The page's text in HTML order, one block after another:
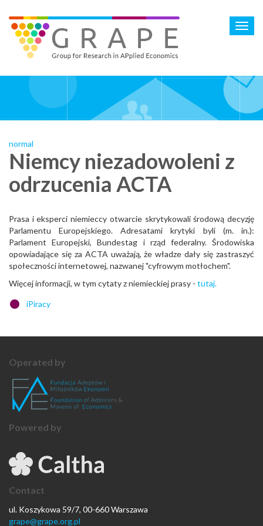
main
content
normal
Niemcy niezadowoleni z
odrzucenia ACTA
Prasa i eksperci niemieccy otwarcie skrytykowali środową decyzję
Parlamentu Europejskiego. Adresatami krytyki byli (m. in.):
Parlament Europejski, Bundestag i rząd federalny. Środowiska
opowiadające się za ACTA uważają, że władze dały się zastraszyć
społeczności internetowej, nazwanej "cyfrowym motłochem".
Więcej informacji, w tym cytaty z niemieckiej prasy - tutaj.
iPiracy
Operated by
Powered by
Contact
ul. Koszykowa 59/7, 00-660 Warszawa
grape@grape.org.pl